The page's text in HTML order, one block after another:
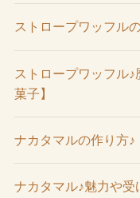
ストロープワッフル
ストロープワッフル
菓子】
ナカタマルの作り方♪
ナカタマル♪魅力や